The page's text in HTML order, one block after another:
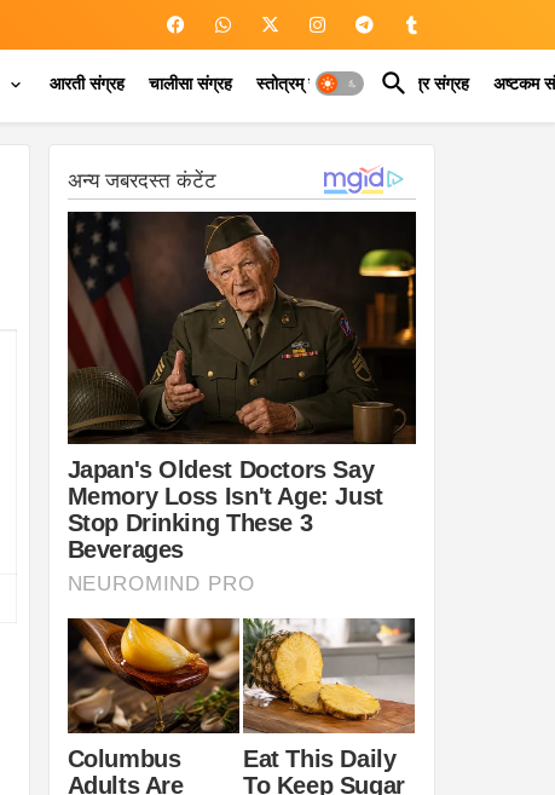
आरती संग्रह चालीसा संग्रह स्तोत्रम् संग्रह कवच मंत्र संग्रह अष्टकम